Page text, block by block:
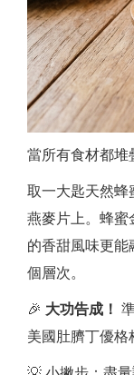
當所有食材都堆
取一大匙天然蜂
燕麥片上。蜂蜜
的香甜風味更能
個層次。
🎉 大功告成！
美國肚臍丁優格